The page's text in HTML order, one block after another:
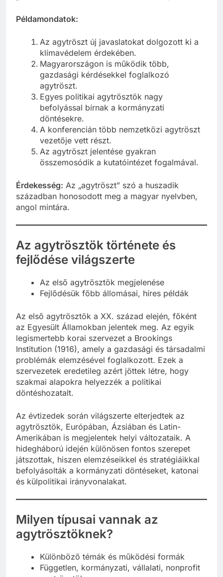
Az agytröszt új javaslatokat dolgozott ki a
klímavédelem érdekében.
Magyarországon is működik több,
gazdasági kérdésekkel foglalkozó
agytröszt.
Egyes politikai agytrösztök nagy
befolyással bírnak a kormányzati
döntésekre.
A konferencián több nemzetközi agytröszt
vezetője vett részt.
Az agytröszt jelentése gyakran
Érdekesség:Az „agytröszt” szó a huszadik
században honosodott meg a magyar nyelvben,
Az agytrösztök története és
fejlődése világszerte
Az első agytrösztök megjelenése
Az első agytrösztök a XX. század elején, főként
az Egyesült Államokban jelentek meg. Az egyik
legismertebb korai szervezet a Brookings
Institution (1916), amely a gazdasági és társadalmi
problémák elemzésével foglalkozott. Ezek a
szervezetek eredetileg azért jöttek létre, hogy
szakmai alapokra helyezzék a politikai
Az évtizedek során világszerte elterjedtek az
agytrösztök, Európában, Ázsiában és Latin-
Amerikában is megjelentek helyi változataik. A
hidegháború idején különösen fontos szerepet
játszottak, hiszen elemzéseikkel és stratégiáikkal
befolyásolták a kormányzati döntéseket, katonai
Milyen típusai vannak az
agytrösztöknek?
Különböző témák és működési formák